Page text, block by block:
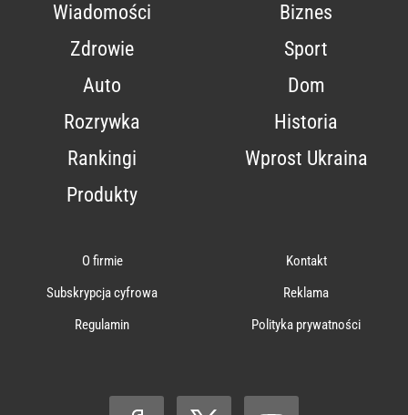
Wiadomości
Biznes
Zdrowie
Sport
Auto
Dom
Rozrywka
Historia
Rankingi
Wprost Ukraina
Produkty
O firmie
Kontakt
Subskrypcja cyfrowa
Reklama
Regulamin
Polityka prywatności